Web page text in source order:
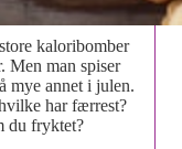
kaloribomber
Men man spiser
mye annet i julen.
har færrest?
du fryktet?